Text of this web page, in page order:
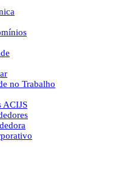
no Trabalho
ACIJS